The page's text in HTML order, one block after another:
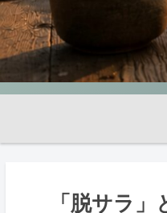
「脱サラ